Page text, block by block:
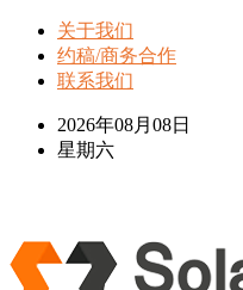
关于我们
约稿/商务合作
联系我们
2026年08月08日
星期六